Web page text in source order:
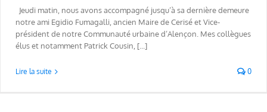
Jeudi matin, nous avons accompagné jusqu’à sa dernière demeure
notre ami Egidio Fumagalli, ancien Maire de Cerisé et Vice-
président de notre Communauté urbaine d’Alençon. Mes collègues
élus et notamment Patrick Cousin, [...]
Lire la suite 0